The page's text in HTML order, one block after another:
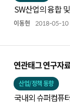
SW산업의 융합
이동현 2018-05-10
연관태그 연구자
산업/정책 동향
국내외 슈퍼컴퓨